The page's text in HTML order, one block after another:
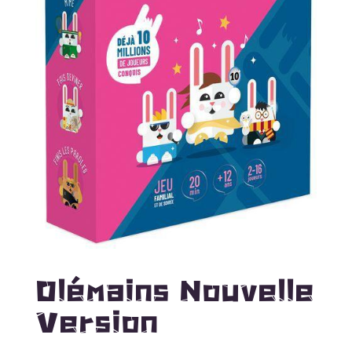
Olémains Nouvelle
Version